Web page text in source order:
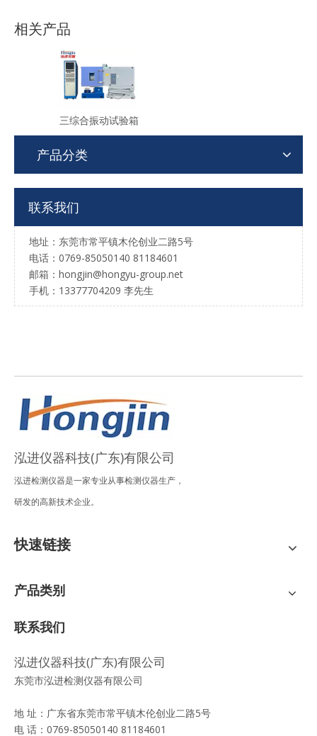
相关产品
三综合振动试验箱
产品分类
联系我们
地址：东莞市常平镇木伦创业二路5号
电话：0769-85050140 81184601
邮箱：hongjin@hongyu-group.net
手机：13377704209 李先生
泓进仪器科技(广东)有限公司
泓进检测仪器是一家专业从事检测仪器生产，
研发的高新技术企业。
快速链接
产品类别
联系我们
泓进仪器科技(广东)有限公司
东莞市泓进检测仪器有限公司
地 址：广东省东莞市常平镇木伦创业二路5号
电 话：0769-85050140 81184601